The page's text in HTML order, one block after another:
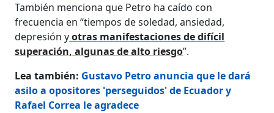
También menciona que Petro ha caído con
frecuencia en “tiempos de soledad, ansiedad,
depresión yotras manifestaciones de difícil
superación, algunas de alto riesgo”.
Lea también: Gustavo Petro anuncia que le dará
asilo a opositores 'perseguidos' de Ecuador y
Rafael Correa le agradece